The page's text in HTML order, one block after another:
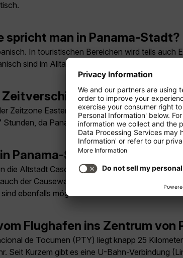
spricht man in Panama-Stadt?
In touristischen Bereichen wird teils
sind im Alltag hilfreich.
zwischen
Zeitzone Eastern Standard Time (EST). Der
da Panama keine Zeitumstellung hat.
Panama-Stadt unbedingt
die Altstadt Casco Viejo (UNESCO-Welterbe),
der Causeway Amador, der Metropolitan
ebenfalls möglich.
Flughafen ins Zentrum von
de Tocumen (PTY) liegt knapp 25
Seit Kurzem gibt es eine U-Bahn-Verbindung